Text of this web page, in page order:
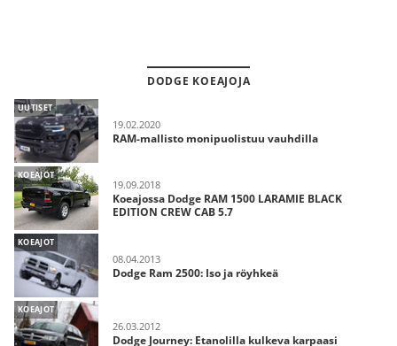
DODGE KOEAJOJA
UUTISET
19.02.2020
RAM-mallisto monipuolistuu vauhdilla
KOEAJOT
19.09.2018
Koeajossa Dodge RAM 1500 LARAMIE BLACK
EDITION CREW CAB 5.7
KOEAJOT
08.04.2013
Dodge Ram 2500: Iso ja röyhkeä
KOEAJOT
26.03.2012
Dodge Journey: Etanolilla kulkeva karpaasi